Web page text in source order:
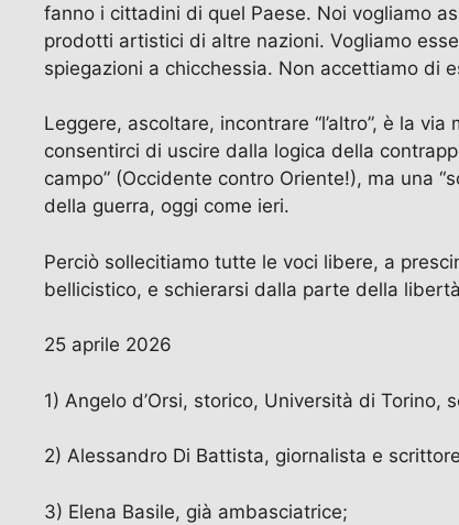
fanno i cittadini di quel Paese. Noi vogliamo
prodotti artistici di altre nazioni. Vogliamo
spiegazioni a chicchessia. Non accettiamo di
Leggere, ascoltare, incontrare “l’altro”, è la
consentirci di uscire dalla logica della
campo” (Occidente contro Oriente!), ma una
della guerra, oggi come ieri.
Perciò sollecitiamo tutte le voci libere, a
bellicistico, e schierarsi dalla parte della
25 aprile 2026
1) Angelo d’Orsi, storico, Università di Torino,
2) Alessandro Di Battista, giornalista e
3) Elena Basile, già ambasciatrice;